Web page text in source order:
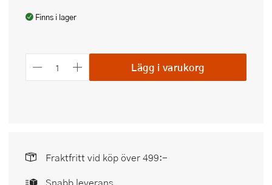
Finns i lager
Lägg i varukorg
Fraktfritt vid köp över 499:-